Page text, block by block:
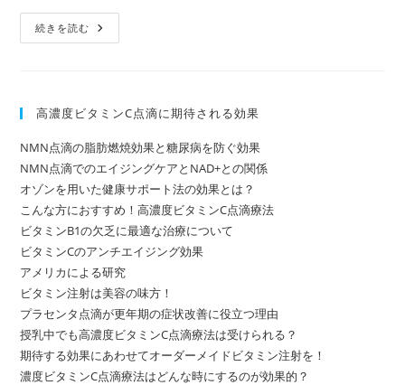
ト:
続きを読む プ
ラ
の
精
効
果
高濃度ビタミンC点滴に期待される効果
NMN点滴の脂肪燃焼効果と糖尿病を防ぐ効果
NMN点滴でのエイジングケアとNAD+との関係
オゾンを用いた健康サポート法の効果とは？
こんな方におすすめ！高濃度ビタミンC点滴療法
ビタミンB1の欠乏に最適な治療について
ビタミンCのアンチエイジング効果
アメリカによる研究
ビタミン注射は美容の味方！
プラセンタ点滴が更年期の症状改善に役立つ理由
授乳中でも高濃度ビタミンC点滴療法は受けられる？
期待する効果にあわせてオーダーメイドビタミン注射を！
濃度ビタミンC点滴療法はどんな時にするのが効果的？